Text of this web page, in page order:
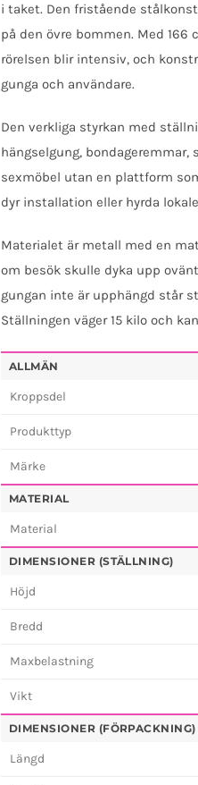
i taket. Den fristående
på den övre bommen. Med
rörelsen blir intensiv, och
gunga och användare.
Den verkliga styrkan med
hängselgung,
sexmöbel utan en plattform
dyr installation eller hyrda
Materialet är metall med en
om besök skulle dyka upp
gungan inte är upphängd står
Ställningen väger 15 kilo och
ALLMÄN
Kroppsdel
Produkttyp
Märke
MATERIAL
Material
DIMENSIONER (STÄLLNING)
Höjd
Bredd
Maxbelastning
Vikt
DIMENSIONER (FÖRPACKNING)
Längd